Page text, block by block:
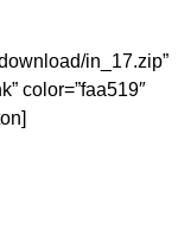
in_17.zip”
color=”faa519″